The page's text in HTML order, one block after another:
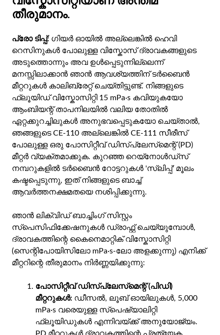
തീരുമാനം.
പ്രോ ടിപ്പ്: ഗിയർ ഓയിൽ അല്ലെങ്കിൽ ഹെവി
റെസിനുകൾ പോലുള്ള വിസ്കോസ് ദ്രാവകങ്ങളുടെ
അടുത്തൊന്നും അവ ഉൾപ്പെടുന്നില്ലെന്ന്
മനസ്സിലാക്കാൻ ഞാൻ ആവശ്യത്തിന് ടർബൈൻ
മീറ്ററുകൾ കാലിബ്രേറ്റ് ചെയ്തിട്ടുണ്ട്. നിങ്ങളുടെ
ഫ്ലൂയിഡ് വിസ്കോസിറ്റി 15 mPa·s കവിയുകയോ
ആംബിയന്റ് താപനിലയിൽ വലിയ തോതിൽ
ഏറ്റക്കുറച്ചിലുകൾ അനുഭവപ്പെടുകയോ ചെയ്താൽ,
ഞങ്ങളുടെ CE-110 അല്ലെങ്കിൽ CE-111 സീരീസ്
പോലുള്ള ഒരു പോസിറ്റീവ് ഡിസ്‌പ്ലേസ്‌മെന്റ് (PD)
മീറ്റർ വ്യക്തമാക്കുക. കുറഞ്ഞ റെയ്നോൾഡ്സ്
നമ്പറുകളിൽ ടർബൈൻ റോട്ടറുകൾ 'സ്ലിപ്പ്' മൂലം
കഷ്ടപ്പെടുന്നു, ഇത് നിങ്ങളുടെ ബാച്ച്
ആവർത്തനക്ഷമതയെ നശിപ്പിക്കുന്നു.
ഞാൻ ലിക്വിഡ് ബാച്ചിംഗ് സിസ്റ്റം
സ്പെസിഫിക്കേഷനുകൾ ഡ്രാഫ്റ്റ് ചെയ്യുമ്പോൾ,
ദ്രാവകത്തിന്റെ കൈനെമാറ്റിക് വിസ്കോസിറ്റി
(സെന്റിപോയിസിലോ mPa·s-ലോ അളക്കുന്നു) എനിക്ക്
മീറ്ററിന്റെ തീരുമാനം നിർണ്ണയിക്കുന്നു:
പോസിറ്റീവ് ഡിസ്‌പ്ലേസ്‌മെന്റ് (പിഡി)
മീറ്ററുകൾ: ഡീസൽ, ലൂബ് ഓയിലുകൾ, 5,000
mPa·s വരെയുള്ള സ്പെഷ്യാലിറ്റി
ഫ്ലൂയിഡുകൾ എന്നിവയ്ക്ക് അനുയോജ്യം.
PD മീറ്ററുകൾ ദ്രാവകത്തിന്റെ പ്രത്യേക